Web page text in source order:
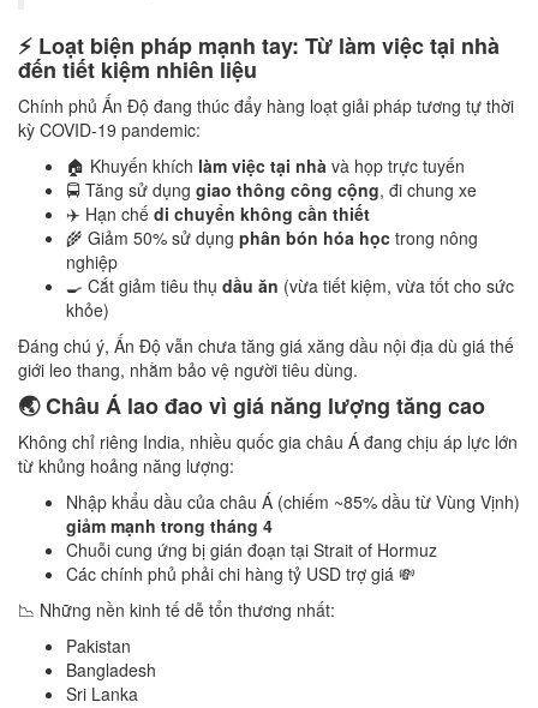
⚡ Loạt biện pháp mạnh tay: Từ làm việc tại nhà
đến tiết kiệm nhiên liệu
Chính phủ Ấn Độ đang thúc đẩy hàng loạt giải pháp tương tự thời
kỳ COVID-19 pandemic:
🏠 Khuyến khích làm việc tại nhà và họp trực tuyến
🚍 Tăng sử dụng giao thông công cộng, đi chung xe
✈️ Hạn chế di chuyển không cần thiết
🌾 Giảm 50% sử dụng phân bón hóa học trong nông
nghiệp
🍳 Cắt giảm tiêu thụ dầu ăn (vừa tiết kiệm, vừa tốt cho sức
khỏe)
Đáng chú ý, Ấn Độ vẫn chưa tăng giá xăng dầu nội địa dù giá thế
giới leo thang, nhằm bảo vệ người tiêu dùng.
🌏 Châu Á lao đao vì giá năng lượng tăng cao
Không chỉ riêng India, nhiều quốc gia châu Á đang chịu áp lực lớn
từ khủng hoảng năng lượng:
Nhập khẩu dầu của châu Á (chiếm ~85% dầu từ Vùng Vịnh)
giảm mạnh trong tháng 4
Chuỗi cung ứng bị gián đoạn tại Strait of Hormuz
Các chính phủ phải chi hàng tỷ USD trợ giá 💸
📉 Những nền kinh tế dễ tổn thương nhất:
Pakistan
Bangladesh
Sri Lanka